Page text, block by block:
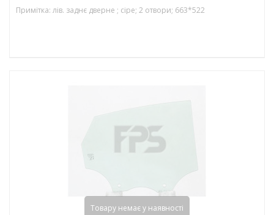
Примітка: лів. заднє дверне ; сіре; 2 отвори; 663*522
Товару немає у наявності